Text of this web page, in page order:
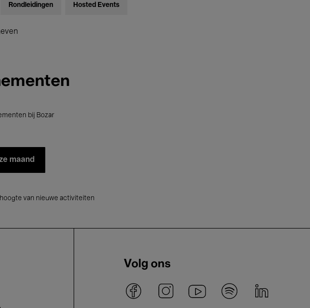
Rondleidingen Hosted Events
bij Bozar
maand
van nieuwe activiteiten
Volg ons